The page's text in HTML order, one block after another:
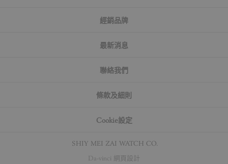
經銷品牌
最新消息
聯絡我們
條款及細則
Cookie設定
© SHIY MEI ZAI WATCH CO.
Da-vinci 網頁設計